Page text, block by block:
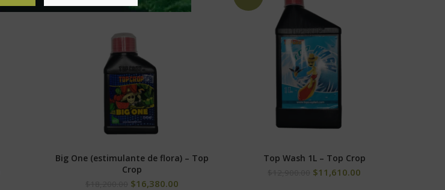
SELECCIONAR OPCIONES
Big One (estimulante de flora) – Top
Crop
$16,380.00
AÑADIR AL CARRITO
Top Wash 1L – Top Crop
$11,610.00